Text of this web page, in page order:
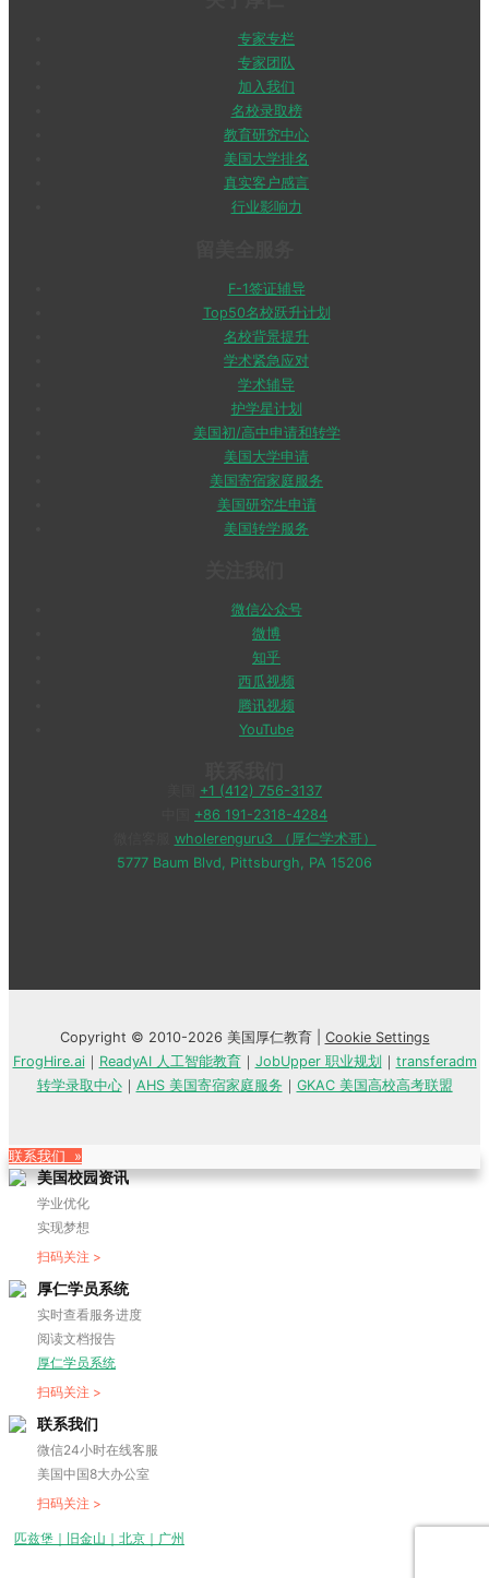
专家专栏
专家团队
加入我们
名校录取榜
教育研究中心
美国大学排名
真实客户感言
行业影响力
F-1签证辅导
Top50名校跃升计划
名校背景提升
学术紧急应对
学术辅导
护学星计划
美国初/高中申请和转学
美国大学申请
美国寄宿家庭服务
美国研究生申请
美国转学服务
微信公众号
微博
知乎
西瓜视频
腾讯视频
YouTube
+1 (412) 756-3137
+86 191-2318-4284
wholerenguru3 （厚仁学术哥）
5777 Baum Blvd, Pittsburgh, PA 15206
Copyright © 2010-2026 美国厚仁教育 | Cookie Settings
FrogHire.ai｜ ReadyAI 人工智能教育｜ JobUpper 职业规划 ｜ transferadm
转学录取中心｜ AHS 美国寄宿家庭服务 ｜ GKAC 美国高校高考联盟
联系我们 »
美国校园资讯
学业优化
实现梦想
扫码关注 >
厚仁学员系统
实时查看服务进度
阅读文档报告
厚仁学员系统
扫码关注 >
联系我们
微信24小时在线客服
美国中国8大办公室
扫码关注 >
匹兹堡｜旧金山｜北京｜广州